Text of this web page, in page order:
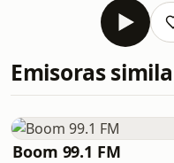
Emisoras
Boom 99.1 FM